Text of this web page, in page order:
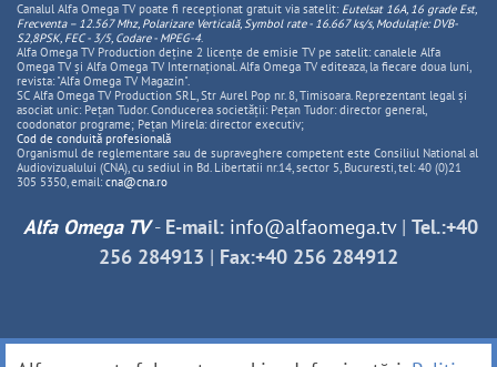
Canalul Alfa Omega TV poate fi recepționat gratuit via satelit: Eutelsat 16A, 16 grade Est,
Frecventa – 12.567 Mhz, PolarizareVerticală, Symbol rate - 16.667 ks/s, Modulație: DVB-
S2,8PSK, FEC - 3/5, Codare - MPEG-4.
Alfa Omega TV Production deține 2 licențe de emisie TV pe satelit: canalele Alfa
Omega TV și Alfa Omega TV Internațional. Alfa Omega TV editeaza, la fiecare doua luni,
revista: "Alfa Omega TV Magazin".
SC Alfa Omega TV Production SRL, Str Aurel Pop nr. 8, Timisoara. Reprezentant legal și
asociat unic: Pețan Tudor. Conducerea societății: Pețan Tudor: director general,
coodonator programe; Pețan Mirela: director executiv;
Cod de conduită profesională
Organismul de reglementare sau de supraveghere competent este Consiliul National al
Audiovizualului (CNA), cu sediul in Bd. Libertatii nr.14, sector 5, Bucuresti, tel: 40 (0)21
305 5350, email: cna@cna.ro
Alfa Omega TV- E-mail: info@alfaomega.tv| Tel.:+40
256 284913 | Fax:+40 256 284912